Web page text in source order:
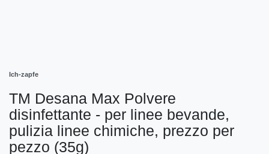
Ich-zapfe
TM Desana Max Polvere
disinfettante - per linee bevande,
pulizia linee chimiche, prezzo per
pezzo (35g)